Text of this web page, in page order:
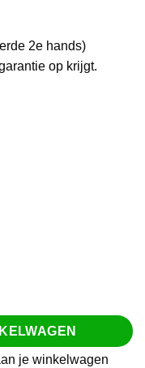
2e hands)
op krijgt.
je winkelwagen